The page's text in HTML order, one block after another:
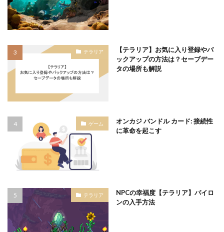
テラリア
【テラリア】お気に入り登録やバ
ックアップの方法は？セーブデー
タの場所も解説
ゲーム
オンカジ バンドル カード: 接続性
に革命を起こす
テラリア
NPCの幸福度【テラリア】パイロ
ンの入手方法